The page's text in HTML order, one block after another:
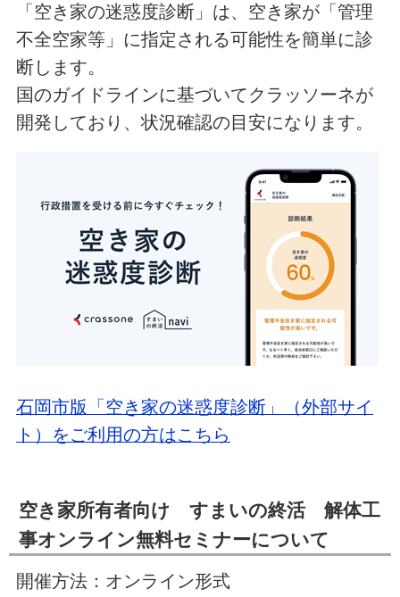
「空き家の迷惑度診断」は、空き家が「管理
不全空家等」に指定される可能性を簡単に診
断します。
国のガイドラインに基づいてクラッソーネが
開発しており、状況確認の目安になります。
石岡市版「空き家の迷惑度診断」（外部サイ
ト）をご利用の方はこちら
空き家所有者向け すまいの終活 解体工
事オンライン無料セミナーについて
開催方法：オンライン形式